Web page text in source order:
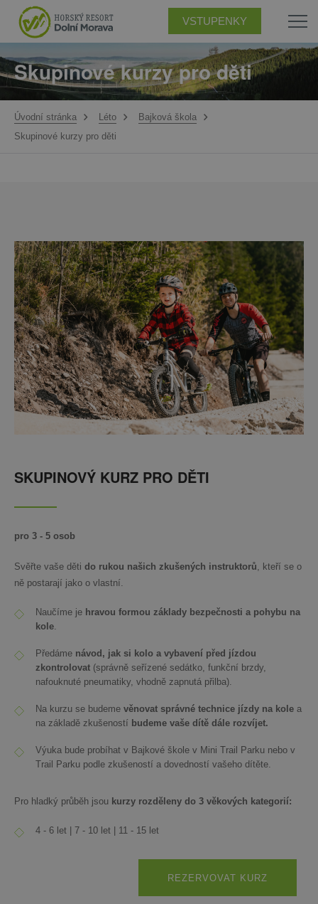
VSTUPENKY
Skupinové kurzy pro děti
Úvodní stránka Léto
Bajková škola
Skupinové kurzy pro děti
SKUPINOVÝ KURZ PRO DĚTI
pro 3 - 5 osob
Svěřte vaše děti do rukou našich zkušených instruktorů, kteří se o
ně postarají jako o vlastní.
Naučíme je hravou formou základy bezpečnosti a pohybu na
kole.
Předáme návod, jak si kolo a vybavení před jízdou
zkontrolovat (správně seřízené sedátko, funkční brzdy,
nafouknuté pneumatiky, vhodně zapnutá přilba).
Na kurzu se budeme věnovat správné technice jízdy na kole a
na základě zkušeností budeme vaše dítě dále rozvíjet.
Výuka bude probíhat v Bajkové škole v Mini Trail Parku nebo v
Trail Parku podle zkušeností a dovedností vašeho dítěte.
Pro hladký průběh jsou kurzy rozděleny do 3 věkových kategorií:
4 - 6 let | 7 - 10 let | 11 - 15 let
REZERVOVAT KURZ